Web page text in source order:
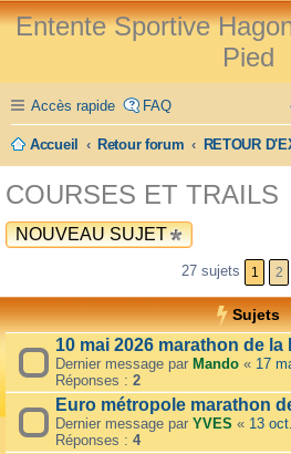
Entente Sportive
Pied
Accès rapide FAQ
Accueil Retour forum
COURSES ET TRAILS
NOUVEAU SUJET
27 sujets 1 2
Sujets
10 mai 2026 marathon de
Dernier message par Mando « 17
Réponses : 2
Euro métropole marathon
Dernier message par YVES « 13
Réponses : 4